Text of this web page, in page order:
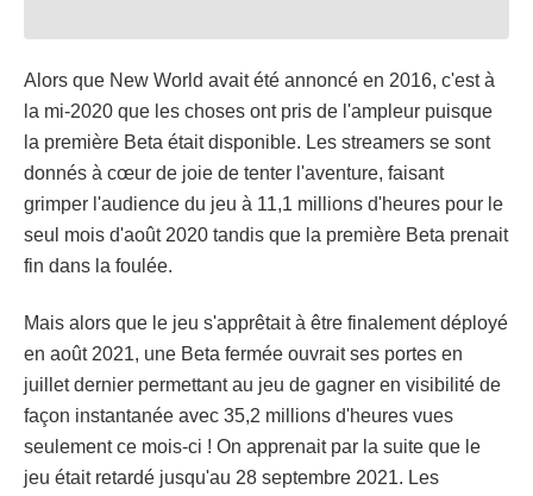
Alors que New World avait été annoncé en 2016, c'est à
la mi-2020 que les choses ont pris de l'ampleur puisque
la première Beta était disponible. Les streamers se sont
donnés à cœur de joie de tenter l'aventure, faisant
grimper l'audience du jeu à 11,1 millions d'heures pour le
seul mois d'août 2020 tandis que la première Beta prenait
fin dans la foulée.
Mais alors que le jeu s'apprêtait à être finalement déployé
en août 2021, une Beta fermée ouvrait ses portes en
juillet dernier permettant au jeu de gagner en visibilité de
façon instantanée avec 35,2 millions d'heures vues
seulement ce mois-ci ! On apprenait par la suite que le
jeu était retardé jusqu'au 28 septembre 2021. Les